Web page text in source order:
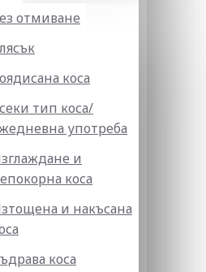
отмиване
коса
тип коса/
употреба
и
коса
и накъсана
коса